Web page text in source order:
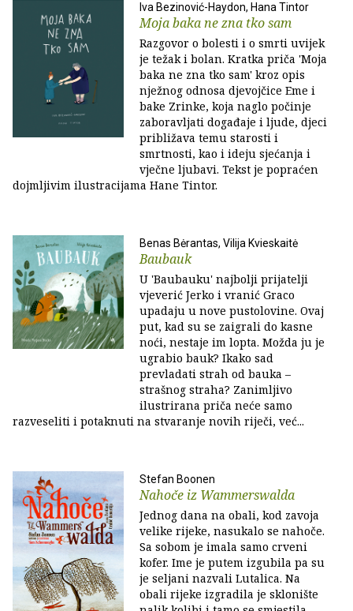
Iva Bezinović-Haydon, Hana Tintor
Moja baka ne zna tko sam
Razgovor o bolesti i o smrti uvijek
je težak i bolan. Kratka priča 'Moja
baka ne zna tko sam' kroz opis
nježnog odnosa djevojčice Eme i
bake Zrinke, koja naglo počinje
zaboravljati događaje i ljude, djeci
približava temu starosti i
smrtnosti, kao i ideju sjećanja i
vječne ljubavi. Tekst je popraćen
dojmljivim ilustracijama Hane Tintor.
Benas Bėrantas, Vilija Kvieskaitė
Baubauk
U 'Baubauku' najbolji prijatelji
vjeverić Jerko i vranić Graco
upadaju u nove pustolovine. Ovaj
put, kad su se zaigrali do kasne
noći, nestaje im lopta. Možda ju je
ugrabio bauk? Ikako sad
prevladati strah od bauka –
strašnog straha? Zanimljivo
ilustrirana priča neće samo
razveseliti i potaknuti na stvaranje novih riječi, već...
Stefan Boonen
Nahoče iz Wammerswalda
Jednog dana na obali, kod zavoja
velike rijeke, nasukalo se nahoče.
Sa sobom je imala samo crveni
kofer. Ime je putem izgubila pa su
je seljani nazvali Lutalica. Na
obali rijeke izgradila je sklonište